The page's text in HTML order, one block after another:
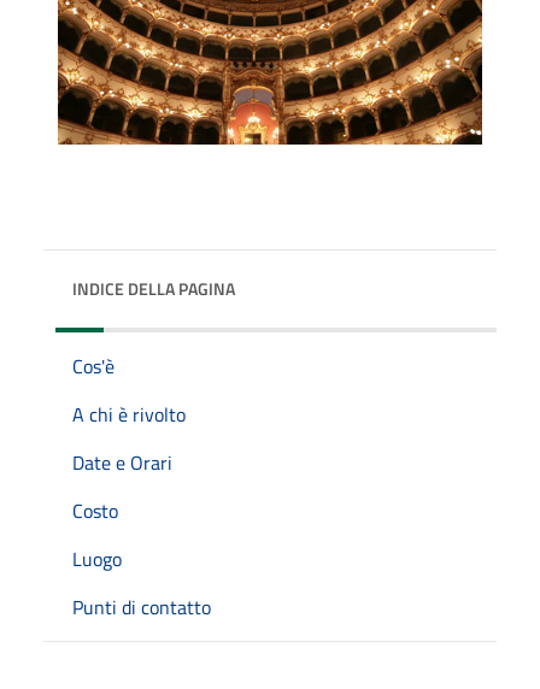
INDICE DELLA PAGINA
Cos'è
A chi è rivolto
Date e Orari
Costo
Luogo
Punti di contatto